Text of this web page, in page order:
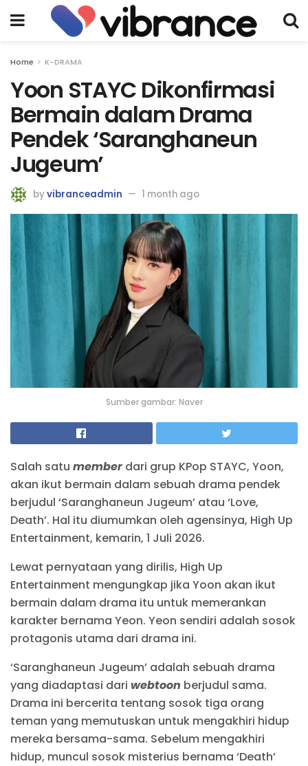
Home K-DRAMA
Yoon STAYC Dikonfirmasi
Bermain dalam Drama
Pendek ‘Saranghaneun
Jugeum’
byvibranceadmin 1 month ago
Sumber gambar: Naver
Salah satu memberdari grup KPop STAYC, Yoon,
akan ikut bermain dalam sebuah drama pendek
berjudul ‘Saranghaneun Jugeum’ atau ‘Love,
Death’. Hal itu diumumkan oleh agensinya, High Up
Entertainment, kemarin, 1 Juli 2026.
Lewat pernyataan yang dirilis, High Up
Entertainment mengungkap jika Yoon akan ikut
bermain dalam drama itu untuk memerankan
karakter bernama Yeon. Yeon sendiri adalah sosok
protagonis utama dari drama ini.
‘Saranghaneun Jugeum’ adalah sebuah drama
yang diadaptasi dari webtoon berjudul sama.
Drama ini bercerita tentang sosok tiga orang
teman yang memutuskan untuk mengakhiri hidup
mereka bersama-sama. Sebelum mengakhiri
hidup, muncul sosok misterius bernama ‘Death’